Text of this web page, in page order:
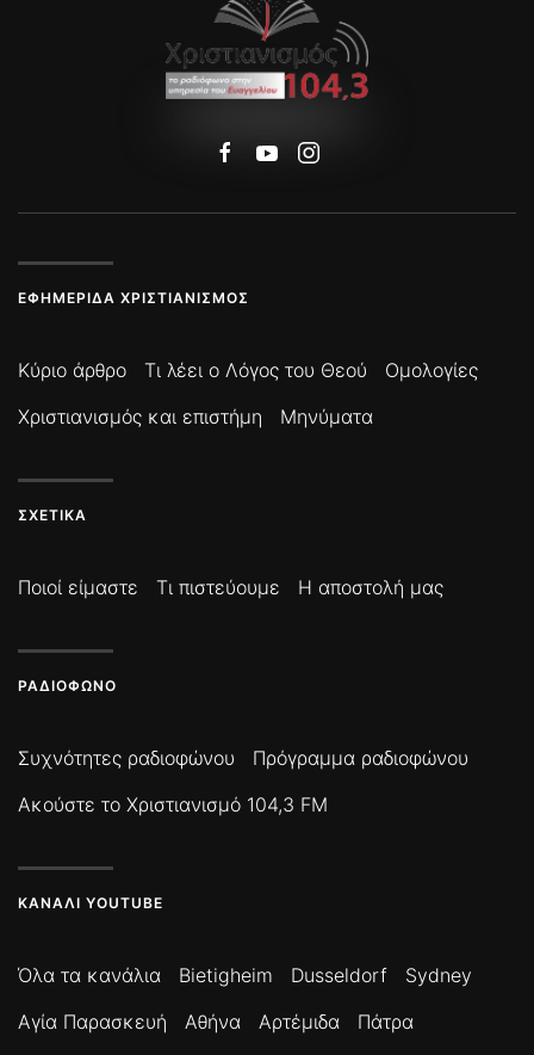
ΕΦΗΜΕΡΊΔΑ ΧΡΙΣΤΙΑΝΙΣΜΌΣ
Κύριο άρθρο Τι λέει ο Λόγος του Θεού
Ομολογίες
Χριστιανισμός και επιστήμη
Μηνύματα
ΣΧΕΤΙΚΆ
Ποιοί είμαστε Τι πιστεύουμε Η αποστολή μας
ΡΑΔΙΌΦΩΝΟ
Συχνότητες ραδιοφώνου
Πρόγραμμα ραδιοφώνου
Ακούστε το Χριστιανισμό 104,3 FM
ΚΑΝΆΛΙ YOUTUBE
Όλα τα κανάλια Bietigheim Dusseldorf
Sydney
Αγία Παρασκευή
Αθήνα Αρτέμιδα
Πάτρα